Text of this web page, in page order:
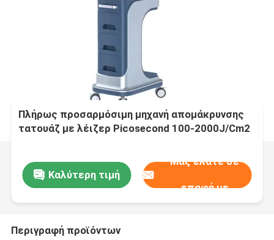
Πλήρως προσαρμόσιμη μηχανή απομάκρυνσης
τατουάζ με λέιζερ Picosecond 100-2000J/Cm2
Καλύτερη τιμή
Μας ελάτε σε
επαφή με
Περιγραφή προϊόντων